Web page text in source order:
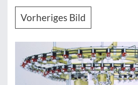
Vorheriges Bild